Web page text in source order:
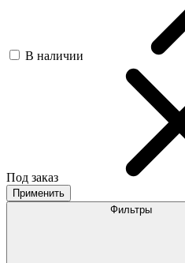
В наличии
Под заказ
Применить
Фильтры